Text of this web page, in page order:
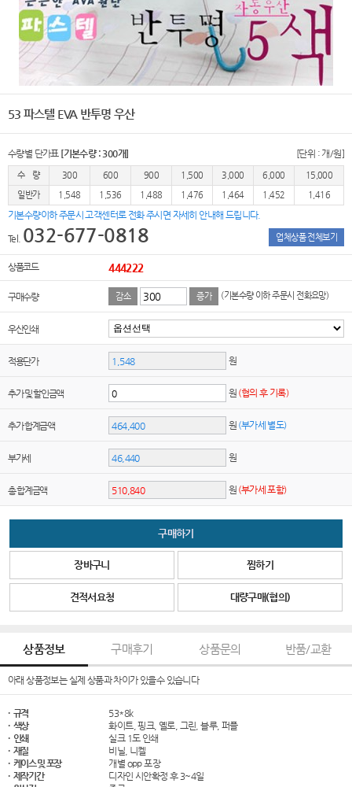
53 파스텔 EVA 반투명 우산
수량별 단가표 [기본수량 : 300개] [단위 : 개/원]
수 량 300 600 900 1,500 3,000 6,000
15,000
일반가
1,548 1,536 1,488 1,476 1,464 1,452 1,416
기본수량이하 주문시 고객센터로 전화 주시면 자세히 안내해 드립니다.
Tel. 032-677-0818 업체상품 전체보기
상품코드 444222
구매수량 감소 증가 (기본수량 이하 주문시 전화요망)
우산인쇄
적용단가 원
추가 및 할인금액 원 (협의 후 기록)
추가 합계금액 원 (부가세 별도)
부가세 원
총 합계금액 원 (부가세 포함)
구매하기
장바구니 찜하기
견적서요청 대량구매(협의)
상품정보 구매후기 상품문의 반품/교환
아래 상품정보는 실제 상품과 차이가 있을수 있습니다
· 규격
53*8k
· 색상
화이트, 핑크, 옐로, 그린, 블루, 퍼플
· 인쇄
실크 1도 인쇄
· 재질
비닐, 니켈
· 케이스 및 포장
개별 opp 포장
· 제작기간
디자인 시안확정 후 3~4일